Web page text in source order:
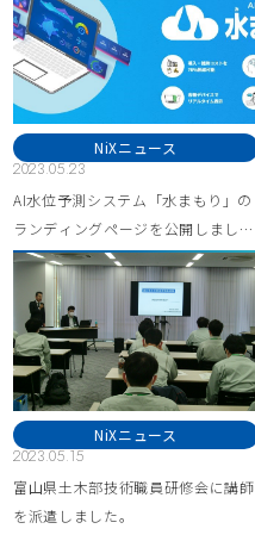
NiXニュース
2023.05.23
AI水位予測システム「水まもり」の
ランディングページを公開しまし
た。
NiXニュース
2023.05.15
富山県土木部技術職員研修会に講師
を派遣しました。